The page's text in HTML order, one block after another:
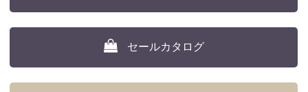
セールカタログ